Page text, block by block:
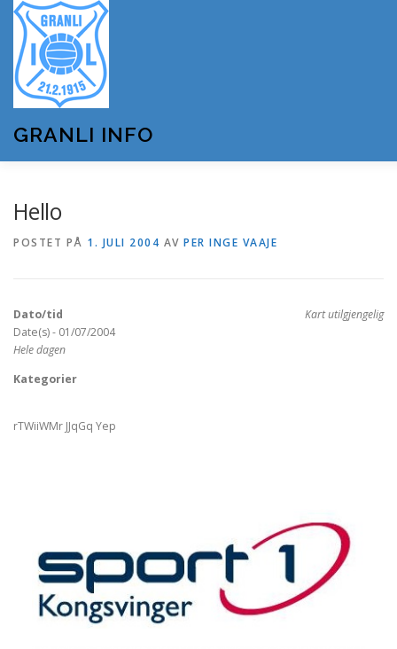
innhold
GRANLI INFO
OM GRANLI INFO
Hello
POSTET PÅ 1. JULI 2004 AV PER INGE VAAJE
Kart utilgjengelig
Dato/tid
Date(s) - 01/07/2004
Hele dagen
Kategorier
rTWiiWMr JJqGq Yep